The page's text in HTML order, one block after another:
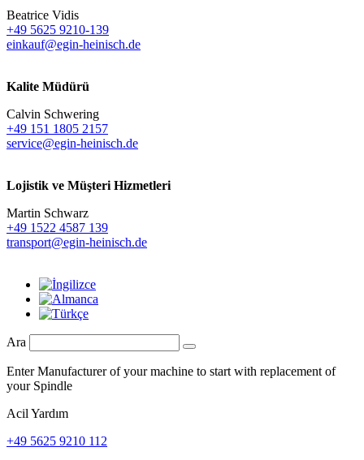
Beatrice Vidis
+49 5625 9210-139
einkauf@egin-heinisch.de
Kalite Müdürü
Calvin Schwering
+49 151 1805 2157
service@egin-heinisch.de
Lojistik ve Müşteri Hizmetleri
Martin Schwarz
+49 1522 4587 139
transport@egin-heinisch.de
Ara
Enter Manufacturer of your machine to start with replacement of
your Spindle
Acil Yardım
+49 5625 9210 112